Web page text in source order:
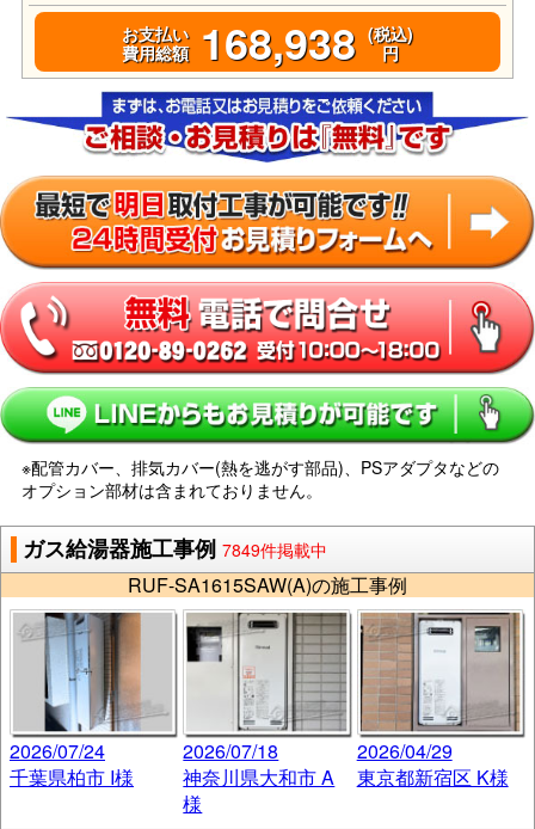
お支払い
費用総額168,938 (税込)
円
※配管カバー、排気カバー(熱を逃がす部品)、PSアダプタなどの
オプション部材は含まれておりません。
ガス給湯器施工事例 7849件掲載中
RUF-SA1615SAW(A)の施工事例
2026/07/24
千葉県柏市 I様
2026/07/18
神奈川県大和市 A
様
2026/04/29
東京都新宿区 K様